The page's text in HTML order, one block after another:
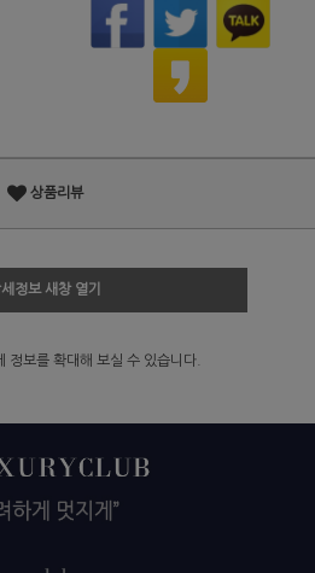
상품리뷰
정보 새창 열기
정보를 확대해 보실 수 있습니다.